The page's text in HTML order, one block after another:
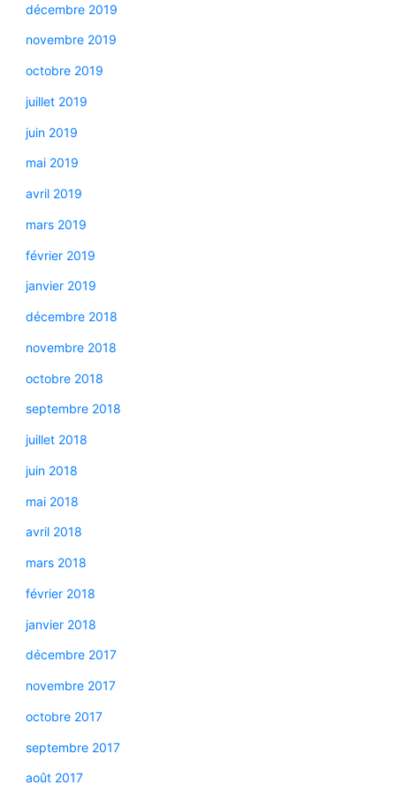
décembre 2019
novembre 2019
octobre 2019
juillet 2019
juin 2019
mai 2019
avril 2019
mars 2019
février 2019
janvier 2019
décembre 2018
novembre 2018
octobre 2018
septembre 2018
juillet 2018
juin 2018
mai 2018
avril 2018
mars 2018
février 2018
janvier 2018
décembre 2017
novembre 2017
octobre 2017
septembre 2017
août 2017